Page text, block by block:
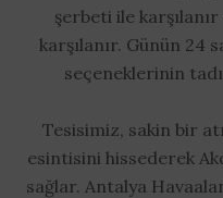
şerbeti ile
karşılanır. Günün 24
seçeneklerinin
Tesisimiz, sakin bir
esintisini hissederek
sağlar. Antalya